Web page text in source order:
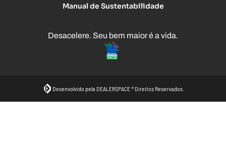
Manual de Sustentabilidade
Desacelere. Seu bem maior é a vida.
Desenvolvido pela DEALERSPACE ® Direitos Reservados.